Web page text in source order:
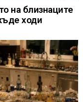
на близнаците
ходи